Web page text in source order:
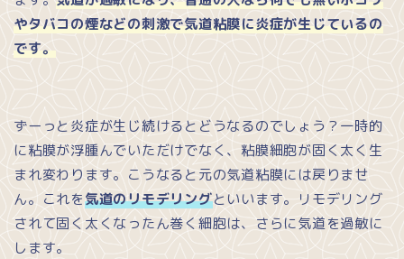
やタバコの煙などの刺激で気道粘膜に炎症が生じているの
です。
ずーっと炎症が生じ続けるとどうなるのでしょう？一時的
に粘膜が浮腫んでいただけでなく、粘膜細胞が固く太く生
まれ変わります。こうなると元の気道粘膜には戻りませ
ん。これを気道のリモデリングといいます。リモデリング
されて固く太くなったん巻く細胞は、さらに気道を過敏に
します。